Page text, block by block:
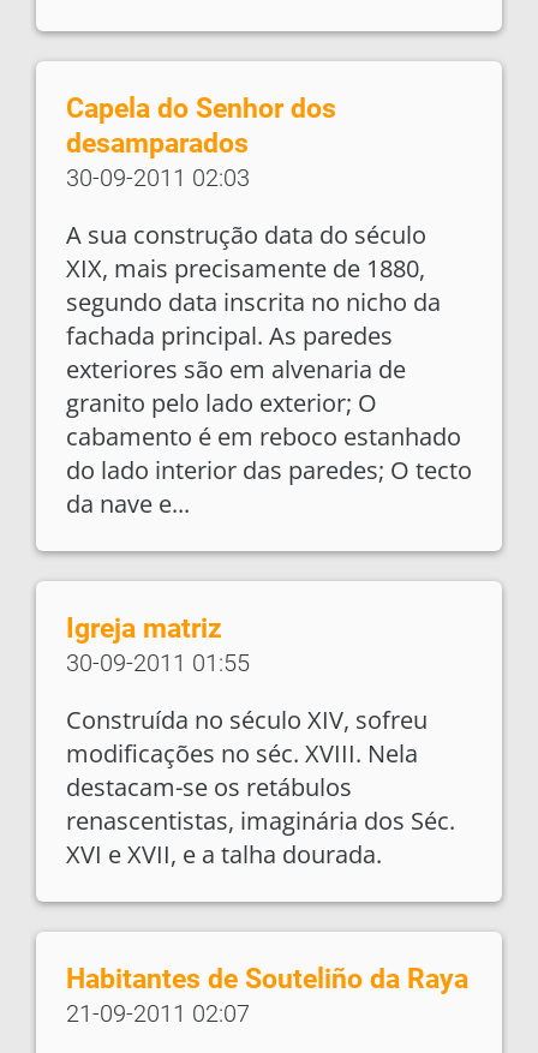
Capela do Senhor dos
desamparados
30-09-2011 02:03
A sua construção data do século
XIX, mais precisamente de 1880,
segundo data inscrita no nicho da
fachada principal. As paredes
exteriores são em alvenaria de
granito pelo lado exterior; O
cabamento é em reboco estanhado
do lado interior das paredes; O tecto
da nave e...
Igreja matriz
30-09-2011 01:55
Construída no século XIV, sofreu
modificações no séc. XVIII. Nela
destacam-se os retábulos
renascentistas, imaginária dos Séc.
XVI e XVII, e a talha dourada.
Habitantes de Souteliño da Raya
21-09-2011 02:07